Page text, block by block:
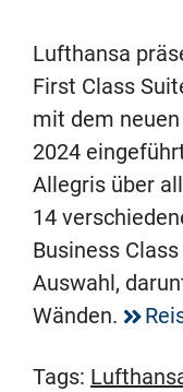
Lufthansa
First Class
mit dem
2024
Allegris über
14
Business
Auswahl,
Wänden.
Tags: